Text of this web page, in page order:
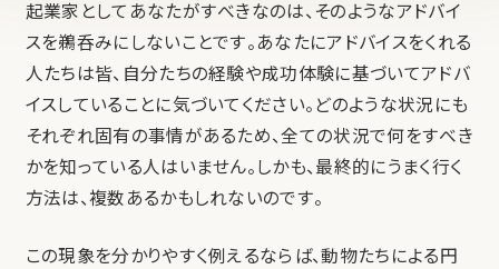
起業家としてあなたがすべきなのは、そのようなアドバイ
スを鵜呑みにしないことです。あなたにアドバイスをくれる
人たちは皆、自分たちの経験や成功体験に基づいてアドバ
イスしていることに気づいてください。どのような状況にも
それぞれ固有の事情があるため、全ての状況で何をすべき
かを知っている人はいません。しかも、最終的にうまく行く
方法は、複数あるかもしれないのです。
この現象を分かりやすく例えるならば、動物たちによる円